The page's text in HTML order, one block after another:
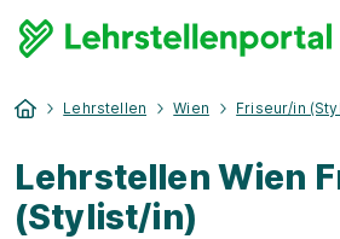
Lehrstellen Wien Friseur/in
Lehrstellen Wien
(Stylist/in)